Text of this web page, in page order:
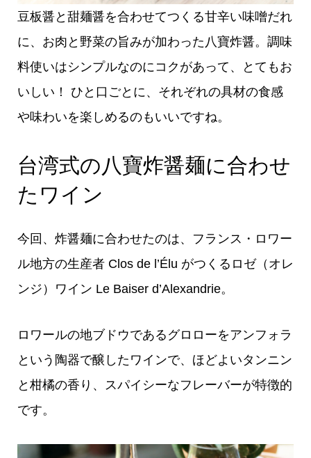
豆板醤と甜麺醤を合わせてつくる甘辛い味噌だれ
に、お肉と野菜の旨みが加わった八寶炸醤。調味
料使いはシンプルなのにコクがあって、とてもお
いしい！ ひと口ごとに、それぞれの具材の食感
や味わいを楽しめるのもいいですね。
台湾式の八寶炸醤麺に合わせ
たワイン
今回、炸醤麺に合わせたのは、フランス・ロワー
ル地方の生産者 Clos de l’Élu がつくるロゼ（オレ
ンジ）ワイン Le Baiser d’Alexandrie。
ロワールの地ブドウであるグロローをアンフォラ
という陶器で醸したワインで、ほどよいタンニン
と柑橘の香り、スパイシーなフレーバーが特徴的
です。